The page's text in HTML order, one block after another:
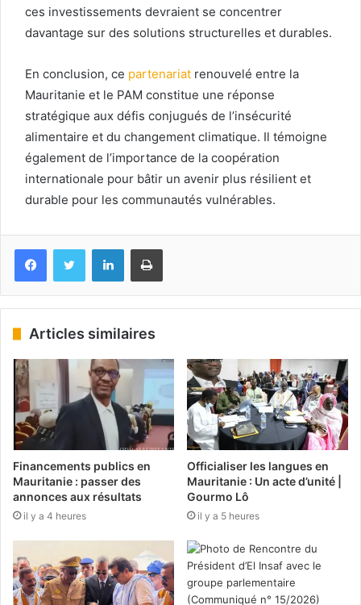
ces investissements devraient se concentrer
davantage sur des solutions structurelles et durables.
En conclusion, ce partenariat renouvelé entre la
Mauritanie et le PAM constitue une réponse
stratégique aux défis conjugués de l’insécurité
alimentaire et du changement climatique. Il témoigne
également de l’importance de la coopération
internationale pour bâtir un avenir plus résilient et
durable pour les communautés vulnérables.
FacebookTwitter LinkedinImprimer
Articles similaires
Financements publics en
Mauritanie : passer des
annonces aux résultats
il y a 4 heures
Officialiser les langues en
Mauritanie : Un acte d’unité |
Gourmo Lô
il y a 5 heures